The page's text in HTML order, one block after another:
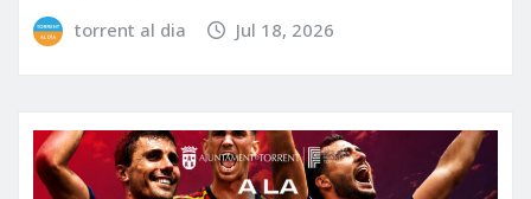
torrent al dia Jul 18, 2026